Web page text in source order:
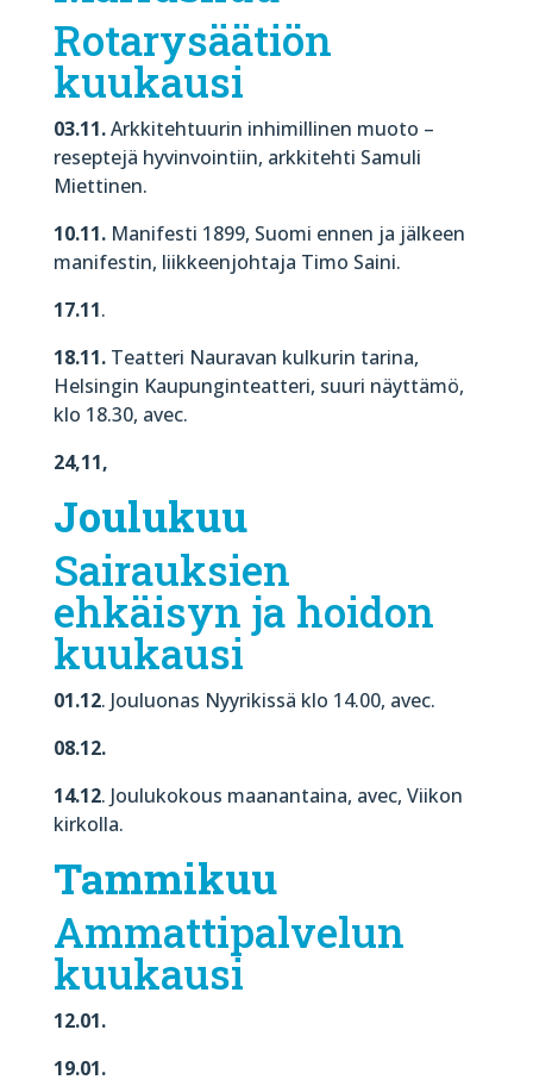
Rotarysäätiön
kuukausi
03.11.Arkkitehtuurin inhimillinen muoto –
reseptejä hyvinvointiin, arkkitehti Samuli
Miettinen.
10.11. Manifesti 1899, Suomi ennen ja jälkeen
manifestin, liikkeenjohtaja Timo Saini.
17.11.
18.11. Teatteri Nauravan kulkurin tarina,
Helsingin Kaupunginteatteri, suuri näyttämö,
klo 18.30, avec.
24,11,
Joulukuu
Sairauksien
ehkäisyn ja hoidon
kuukausi
01.12. Jouluonas Nyyrikissä klo 14.00, avec.
08.12.
14.12. Joulukokous maanantaina, avec, Viikon
kirkolla.
Tammikuu
Ammattipalvelun
kuukausi
12.01.
19.01.